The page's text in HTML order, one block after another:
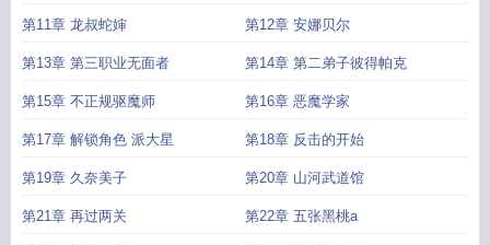
第11章 龙叔蛇婶 第12章 安娜贝尔
第13章 第三职业无面者 第14章 第二弟子彼得帕克
第15章 不正规驱魔师 第16章 恶魔学家
第17章 解锁角色 派大星 第18章 反击的开始
第19章 久奈美子 第20章 山河武道馆
第21章 再过两关 第22章 五张黑桃a